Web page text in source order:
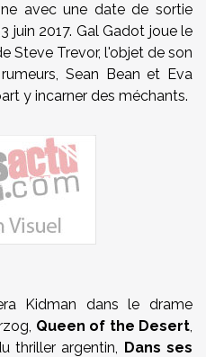
avec une date de sortie
juin 2017. Gal Gadot joue le
Steve Trevor, l'objet de son
Sean Bean et Eva
y incarner des méchants.
Kidman dans le drame
Queen of the Desert,
thriller argentin, Dans ses